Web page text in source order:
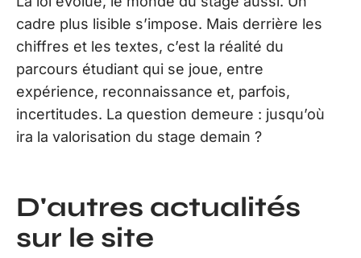
cadre plus lisible s’impose. Mais derrière les
chiffres et les textes, c’est la réalité du
parcours étudiant qui se joue, entre
expérience, reconnaissance et, parfois,
incertitudes. La question demeure : jusqu’où
ira la valorisation du stage demain ?
D'autres actualités
sur le site